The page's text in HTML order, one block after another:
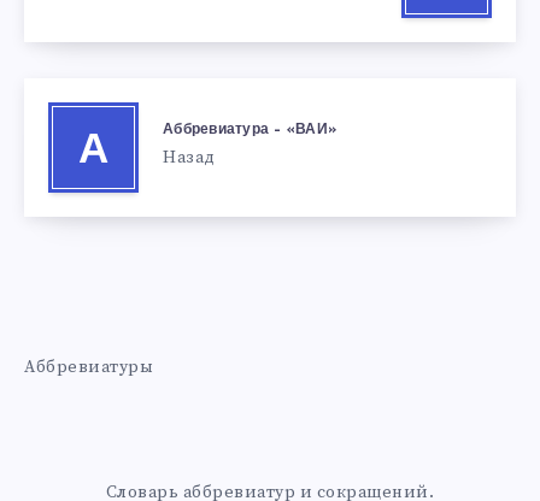
А
Аббревиатура – «ВАИ»
Назад
Аббревиатуры
Словарь аббревиатур и сокращений.